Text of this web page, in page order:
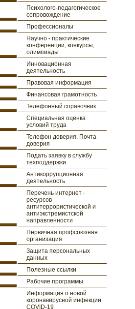
Психолого-педагогическое
сопровождение
Профессионалы
Научно - практические
конференции, конкурсы,
олимпиады
Инновационная
деятельность
Правовая информация
Финансовая грамотность
Телефонный справочник
Специальная оценка
условий труда
Телефон доверия. Почта
доверия
Подать заявку в службу
техподдержки
Антикоррупционная
деятельность
Перечень интернет -
ресурсов
антитеррористической и
антиэкстремистской
направленности
Первичная профсоюзная
организация
Защита персональных
данных
Полезные ссылки
Рабочие программы
Информация о новой
коронавирусной инфекции
COVID-19